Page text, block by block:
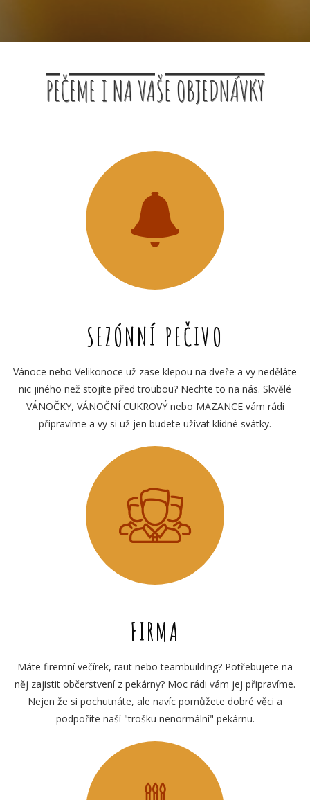
PEČEME I NA VAŠE OBJEDNÁVKY
SEZÓNNÍ PEČIVO
Vánoce nebo Velikonoce už zase klepou na dveře a vy neděláte
nic jiného než stojíte před troubou? Nechte to na nás. Skvělé
VÁNOČKY, VÁNOČNÍ CUKROVÝ nebo MAZANCE vám rádi
připravíme a vy si už jen budete užívat klidné svátky.
FIRMA
Máte firemní večírek, raut nebo teambuilding? Potřebujete na
něj zajistit občerstvení z pekárny? Moc rádi vám jej připravíme.
Nejen že si pochutnáte, ale navíc pomůžete dobré věci a
podpoříte naší "trošku nenormální" pekárnu.